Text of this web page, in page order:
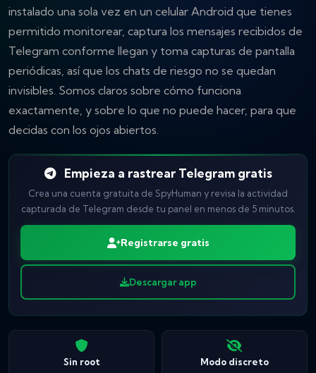
instalado una sola vez en un celular Android que tienes
permitido monitorear, captura los mensajes recibidos de
Telegram conforme llegan y toma capturas de pantalla
periódicas, así que los chats de riesgo no se quedan
invisibles. Somos claros sobre cómo funciona
exactamente, y sobre lo que no puede hacer, para que
decidas con los ojos abiertos.
Empieza a rastrear Telegram gratis
Crea una cuenta gratuita de SpyHuman y revisa la actividad
capturada de Telegram desde tu panel en menos de 5 minutos.
Registrarse gratis
Descargar app
Sin root Modo discreto